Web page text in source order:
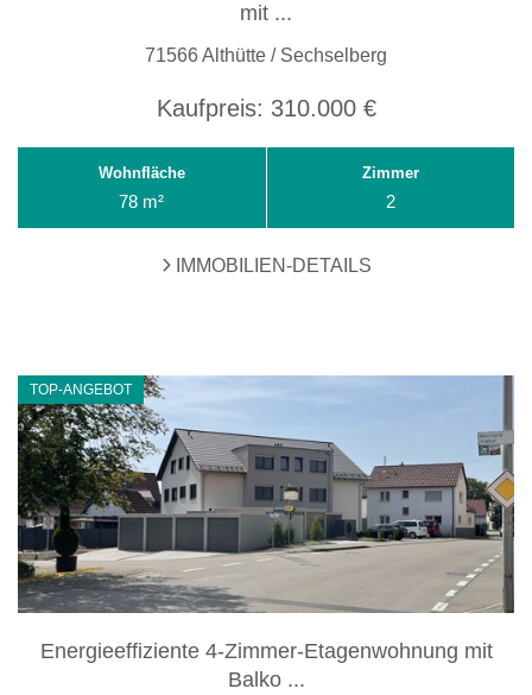
mit ...
71566 Althütte / Sechselberg
Kaufpreis: 310.000 €
Wohnfläche
78 m²
Zimmer
2
IMMOBILIEN-DETAILS
TOP-ANGEBOT
Energieeffiziente 4-Zimmer-Etagenwohnung mit
Balko ...